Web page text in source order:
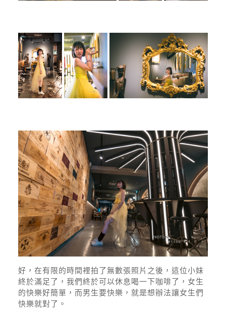
好，在有限的時間裡拍了無數張照片之後，這位小妹
終於滿足了，我們終於可以休息喝一下咖啡了，女生
的快樂好簡單，而男生要快樂，就是想辦法讓女生們
快樂就對了。